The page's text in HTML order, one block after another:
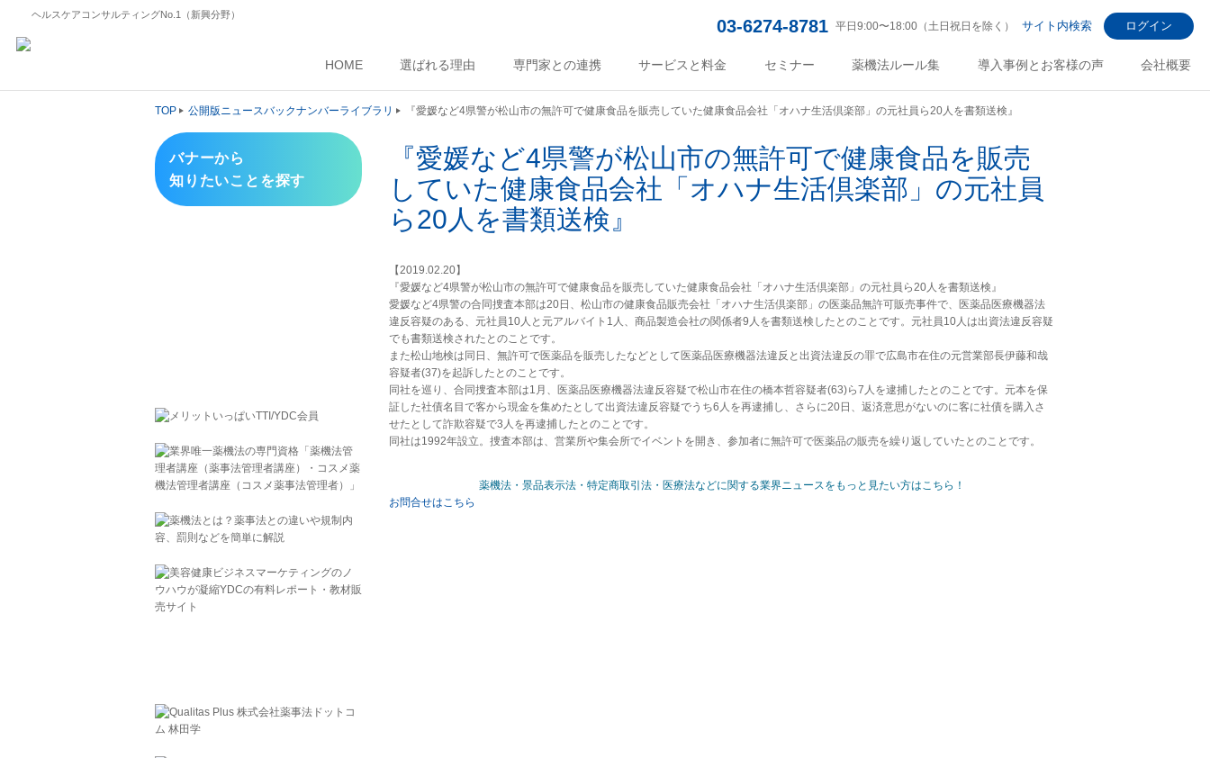
ヘルスケアコンサルティングNo.1（新興分野）
03-6274-8781 平日9:00〜18:00（土日祝日を除く） サイト内検索 ログイン
HOME 選ばれる理由 専門家との連携 サービスと料金 セミナー 薬機法ルール集 導入事例とお客様の声 会社概要
TOP 公開版ニュースバックナンバーライブラリ 『愛媛など4県警が松山市の無許可で健康食品を販売していた健康食品会社「オハナ生活倶楽部」の元社員ら20人を書類送検』
『愛媛など4県警が松山市の無許可で健康食品を販売
していた健康食品会社「オハナ生活倶楽部」の元社員
ら20人を書類送検』
【2019.02.20】
『愛媛など4県警が松山市の無許可で健康食品を販売していた健康食品会社「オハナ生活倶楽部」の元社員ら20人を書類送検』
愛媛など4県警の合同捜査本部は20日、松山市の健康食品販売会社「オハナ生活倶楽部」の医薬品無許可販売事件で、医薬品医療機器法
違反容疑のある、元社員10人と元アルバイト1人、商品製造会社の関係者9人を書類送検したとのことです。元社員10人は出資法違反容疑
でも書類送検されたとのことです。
また松山地検は同日、無許可で医薬品を販売したなどとして医薬品医療機器法違反と出資法違反の罪で広島市在住の元営業部長伊藤和哉
容疑者(37)を起訴したとのことです。
同社を巡り、合同捜査本部は1月、医薬品医療機器法違反容疑で松山市在住の橋本哲容疑者(63)ら7人を逮捕したとのことです。元本を保
証した社債名目で客から現金を集めたとして出資法違反容疑でうち6人を再逮捕し、さらに20日、返済意思がないのに客に社債を購入さ
せたとして詐欺容疑で3人を再逮捕したとのことです。
同社は1992年設立。捜査本部は、営業所や集会所でイベントを開き、参加者に無許可で医薬品の販売を繰り返していたとのことです。
薬機法・景品表示法・特定商取引法・医療法などに関する業界ニュースをもっと見たい方はこちら！
お問合せはこちら
バナーから
知りたいことを探す